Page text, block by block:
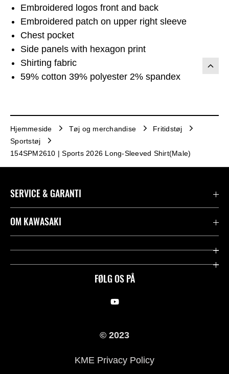
Embroidered logos front and back
Embroidered patch on upper right sleeve
Chest pocket
Side panels with hexagon print
Shirting fabric
59% cotton 39% polyester 2% spandex
Hjemmeside Tøj og merchandise
Fritidstøj
Sportstøj
154SPM2610 | Sports 2026 Long-Sleeved Shirt(Male)
FØLG OS PÅ
SERVICE & GARANTI
Kontakt
OM KAWASAKI
Mission & værdier
© 2023
KME Privacy Policy